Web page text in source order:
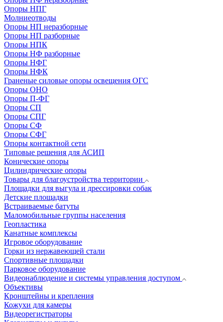
Опоры НПГ
Молниеотводы
Опоры НП неразборные
Опоры НП разборные
Опоры НПК
Опоры НФ разборные
Опоры НФГ
Опоры НФК
Граненые силовые опоры освещения ОГС
Опоры ОНО
Опоры П-ФГ
Опоры СП
Опоры СПГ
Опоры СФ
Опоры СФГ
Опоры контактной сети
Типовые решения для АСИП
Конические опоры
Цилиндрические опоры
Товары для благоустройства территории
Площадки для выгула и дрессировки собак
Детские площадки
Встраиваемые батуты
Маломобильные группы населения
Геопластика
Канатные комплексы
Игровое оборудование
Горки из нержавеющей стали
Спортивные площадки
Парковое оборудование
Видеонаблюдение и системы управления доступом
Объективы
Кронштейны и крепления
Кожухи для камеры
Видеорегистраторы